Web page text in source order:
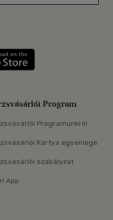
Szerezd meg: Google
Program
Programunkról
Kártya egyenlege
szabályzat
App